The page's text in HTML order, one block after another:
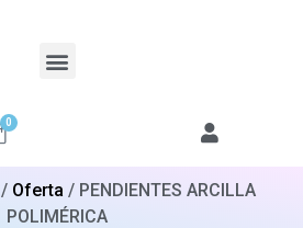
0
/ Oferta / PENDIENTES ARCILLA
POLIMÉRICA